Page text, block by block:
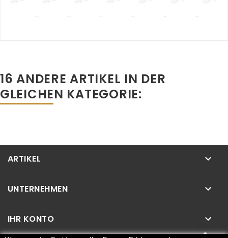
16 ANDERE ARTIKEL IN DER
GLEICHEN KATEGORIE:
ARTIKEL keyboard_arrow_down
UNTERNEHMEN keyboard_arrow_down
IHR KONTO keyboard_arrow_down